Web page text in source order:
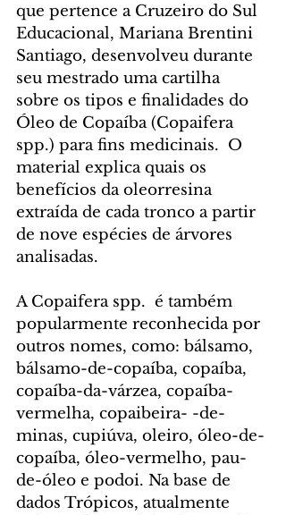
que pertence a Cruzeiro do Sul
Educacional, Mariana Brentini
Santiago, desenvolveu durante
seu mestrado uma cartilha
sobre os tipos e finalidades do
Óleo de Copaíba (Copaifera
spp.) para fins medicinais.  O
material explica quais os
benefícios da oleorresina
extraída de cada tronco a partir
de nove espécies de árvores
analisadas.
A Copaifera spp.  é também
popularmente reconhecida por
outros nomes, como: bálsamo,
bálsamo-de-copaíba, copaíba,
copaíba-da-várzea, copaíba-
vermelha, copaibeira- -de-
minas, cupiúva, oleiro, óleo-de-
copaíba, óleo-vermelho, pau-
de-óleo e podoi. Na base de
dados Trópicos, atualmente